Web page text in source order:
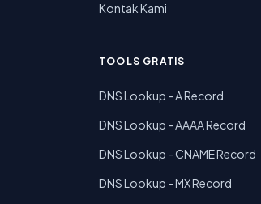
Kontak Kami
TOOLS GRATIS
DNS Lookup - A Record
DNS Lookup - AAAA Record
DNS Lookup - CNAME Record
DNS Lookup - MX Record